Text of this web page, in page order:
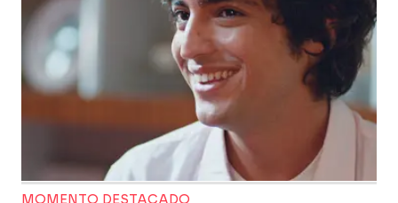
MOMENTO DESTACADO